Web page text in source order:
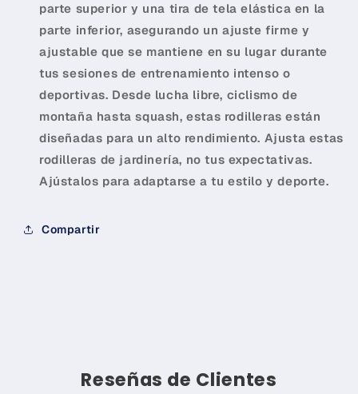
parte superior y una tira de tela elástica en la
parte inferior, asegurando un ajuste firme y
ajustable que se mantiene en su lugar durante
tus sesiones de entrenamiento intenso o
deportivas. Desde lucha libre, ciclismo de
montaña hasta squash, estas rodilleras están
diseñadas para un alto rendimiento. Ajusta estas
rodilleras de jardinería, no tus expectativas.
Ajústalos para adaptarse a tu estilo y deporte.
Compartir
Reseñas de Clientes